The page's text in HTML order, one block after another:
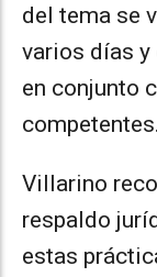
del tema se
varios días y
en conjunto
competentes.
Villarino
respaldo
estas